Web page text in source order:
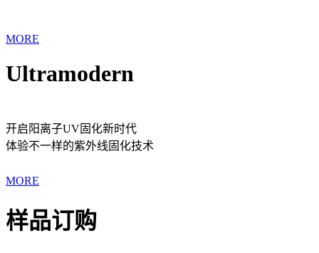
MORE
Ultramodern
开启阳离子UV固化新时代
体验不一样的紫外线固化技术
MORE
样品订购